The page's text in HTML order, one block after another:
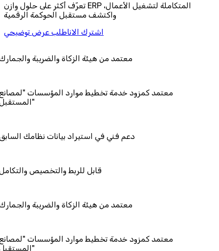
تعرّف أكثر على حلول وازن ERP المتكاملة لتشغيل الأعمال،
واكتشف مستقبل الحوكمة الرقمية
اشترك الاناطلب عرض توضيحي
معتمد من هيئة الزكاة
معتمد كمزود خدمة تخطيط موارد
دعم فني في استيراد بيانات
قابل للربط
معتمد من هيئة الزكاة
معتمد كمزود خدمة تخطيط موارد